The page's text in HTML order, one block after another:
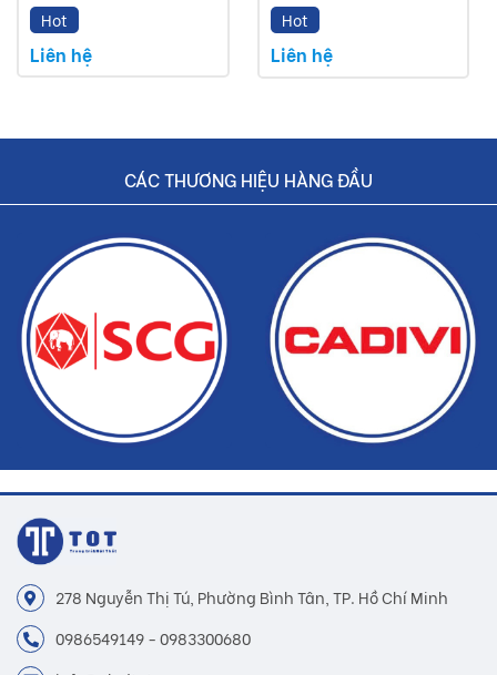
Hot
Liên hệ
Hot
Liên hệ
CÁC THƯƠNG HIỆU HÀNG ĐẦU
278 Nguyễn Thị Tú, Phường Bình Tân, TP. Hồ Chí Minh
0986549149 - 0983300680